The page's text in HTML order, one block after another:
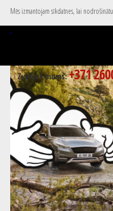
Mēs izmantojam sīkdatnes, lai
Zvaniet mums:+371